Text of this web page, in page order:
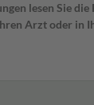
lesen Sie die
Arzt oder in